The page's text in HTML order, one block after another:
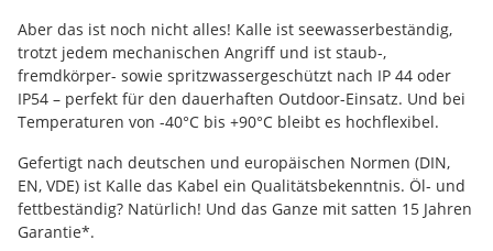
Aber das ist noch nicht alles! Kalle ist seewasserbeständig,
trotzt jedem mechanischen Angriff und ist staub-,
fremdkörper- sowie spritzwassergeschützt nach IP 44 oder
IP54 – perfekt für den dauerhaften Outdoor-Einsatz. Und bei
Temperaturen von -40°C bis +90°C bleibt es hochflexibel.
Gefertigt nach deutschen und europäischen Normen (DIN,
EN, VDE) ist Kalle das Kabel ein Qualitätsbekenntnis. Öl- und
fettbeständig? Natürlich! Und das Ganze mit satten 15 Jahren
Garantie*.